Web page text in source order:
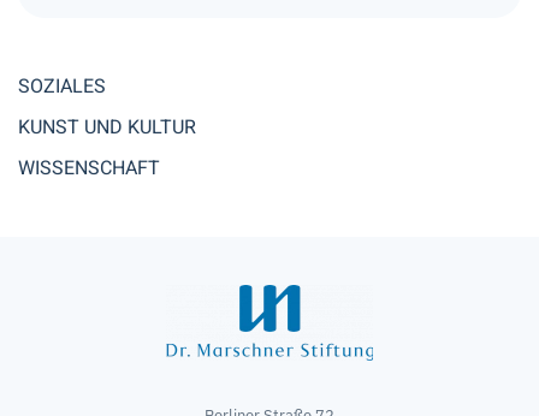
SOZIALES
KUNST UND KULTUR
WISSENSCHAFT